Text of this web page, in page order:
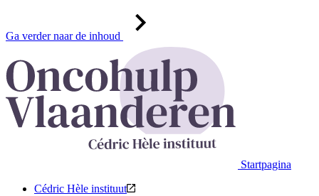
Ga verder naar de inhoud
Startpagina
Cédric Hèle instituut